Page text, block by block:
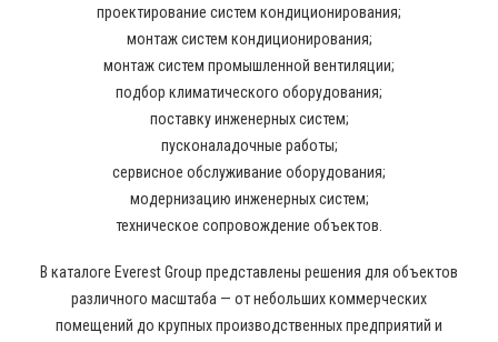
проектирование систем кондиционирования;
монтаж систем кондиционирования;
монтаж систем промышленной вентиляции;
подбор климатического оборудования;
поставку инженерных систем;
пусконаладочные работы;
сервисное обслуживание оборудования;
модернизацию инженерных систем;
техническое сопровождение объектов.
В каталоге Everest Group представлены решения для объектов
различного масштаба — от небольших коммерческих
помещений до крупных производственных предприятий и